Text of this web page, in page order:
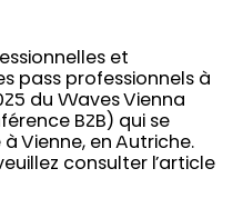
et
pass professionnels à
du Waves Vienna
B2B) qui se
Vienne, en Autriche.
consulter l’article